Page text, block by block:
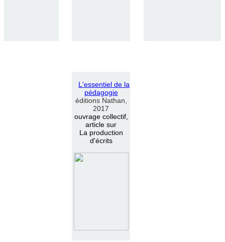
L 'essentiel de la
pédagogie
éditions Nathan,
2017
ouvrage collectif,
article sur
La production
d'écrits